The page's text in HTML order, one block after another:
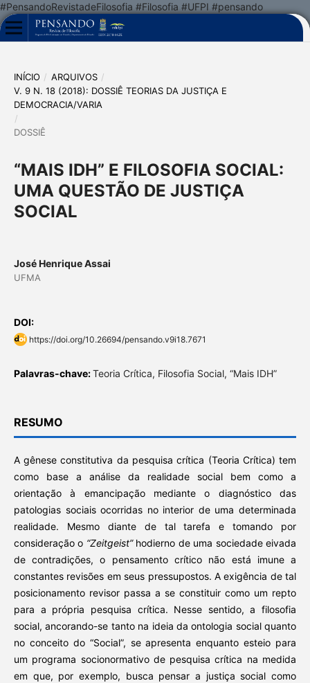
#PensandoRevistadeFilosofia #Filosofia #UFPI #pensando
INÍCIO / ARQUIVOS /
V. 9 N. 18 (2018): DOSSIÊ TEORIAS DA JUSTIÇA E
DEMOCRACIA/VARIA
/
DOSSIÊ
“MAIS IDH” E FILOSOFIA SOCIAL:
UMA QUESTÃO DE JUSTIÇA
SOCIAL
José Henrique Assai
UFMA
DOI:
https://doi.org/10.26694/pensando.v9i18.7671
Palavras-chave:Teoria Crítica, Filosofia Social, “Mais IDH”
RESUMO
A gênese constitutiva da pesquisa crítica (Teoria Crítica) tem
como base a análise da realidade social bem como a
orientação à emancipação mediante o diagnóstico das
patologias sociais ocorridas no interior de uma determinada
realidade. Mesmo diante de tal tarefa e tomando por
consideração o “Zeitgeist” hodierno de uma sociedade eivada
de contradições, o pensamento crítico não está imune a
constantes revisões em seus pressupostos. A exigência de tal
posicionamento revisor passa a se constituir como um repto
para a própria pesquisa crítica. Nesse sentido, a filosofia
social, ancorando-se tanto na ideia da ontologia social quanto
no conceito do “Social”, se apresenta enquanto esteio para
um programa socionormativo de pesquisa crítica na medida
em que, por exemplo, busca pensar a justiça social como